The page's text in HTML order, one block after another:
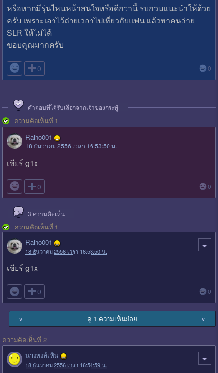
หรือหากมีรุ่นไหนหน้าสนใจหรือดีกว่านี้ รบกวนแนะนำให้ด้วย
ครับ เพราะเอาไว้ถ่ายเวลาไปเที่ยวกับแฟน แล้วหาคนถ่าย
SLR ให้ไม่ได้
ขอบคุณมากครับ
 0 0
คำตอบที่ได้รับเลือกจากเจ้าของกระทู้
ความคิดเห็นที่ 1
Raiho001
18 ธันวาคม 2556 เวลา 16:53:50 น.
เชียร์ g1x
 0 0
3 ความคิดเห็น
ความคิดเห็นที่ 1
Raiho001
18 ธันวาคม 2556 เวลา 16:53:50 น.
เชียร์ g1x
 0 0
∨ ดู 1 ความเห็นย่อย ∨
ความคิดเห็นที่ 2
นางหงส์เหิน
18 ธันวาคม 2556 เวลา 16:54:59 น.